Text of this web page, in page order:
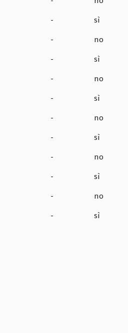
- sì
- no
- sì
- no
- sì
- no
- sì
- no
- sì
- no
- sì